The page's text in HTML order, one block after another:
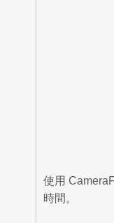
使用
時間。